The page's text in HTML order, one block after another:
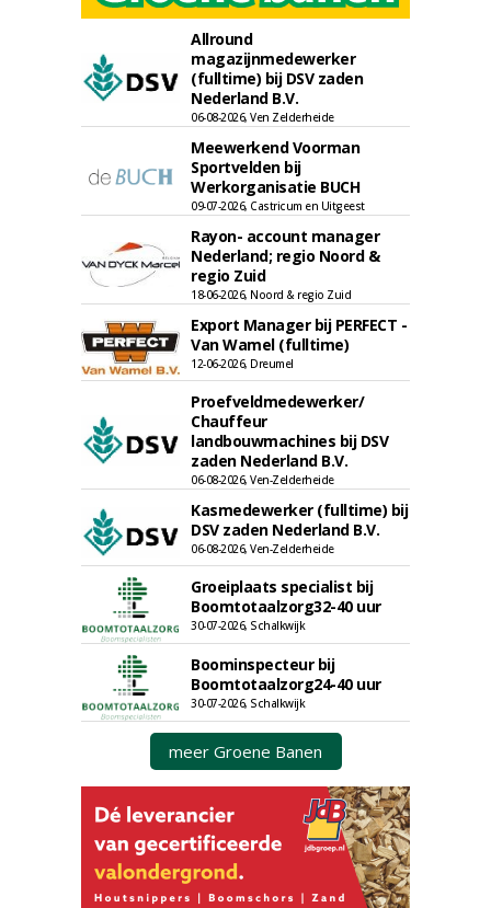
Allround
magazijnmedewerker
(fulltime) bij DSV zaden
Nederland B.V.
06-08-2026, Ven Zelderheide
Meewerkend Voorman
Sportvelden bij
Werkorganisatie BUCH
09-07-2026, Castricum en Uitgeest
Rayon- account manager
Nederland; regio Noord &
regio Zuid
18-06-2026, Noord & regio Zuid
Export Manager bij PERFECT -
Van Wamel (fulltime)
12-06-2026, Dreumel
Proefveldmedewerker/
Chauffeur
landbouwmachines bij DSV
zaden Nederland B.V.
06-08-2026, Ven-Zelderheide
Kasmedewerker (fulltime) bij
DSV zaden Nederland B.V.
06-08-2026, Ven-Zelderheide
Groeiplaats specialist bij
Boomtotaalzorg32-40 uur
30-07-2026, Schalkwijk
Boominspecteur bij
Boomtotaalzorg24-40 uur
30-07-2026, Schalkwijk
meer Groene Banen